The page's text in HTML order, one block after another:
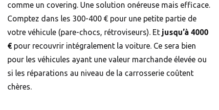
comme un covering. Une solution onéreuse mais efficace.
Comptez dans les 300-400 € pour une petite partie de
votre véhicule (pare-chocs, rétroviseurs). Et jusqu’à 4000
€ pour recouvrir intégralement la voiture. Ce sera bien
pour les véhicules ayant une valeur marchande élevée ou
si les réparations au niveau de la carrosserie coûtent
chères.